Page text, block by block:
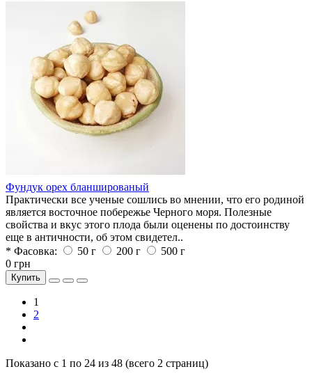
Фундук орех бланшированый
Практически все ученые сошлись во мнении, что его родиной
является восточное побережье Черного моря. Полезные
свойства и вкус этого плода были оценены по достоинству
еще в античности, об этом свидетел..
* Фасовка:
50 г 200 г
500 г
0 грн
Купить
1
2
Показано с 1 по 24 из 48 (всего 2 страниц)